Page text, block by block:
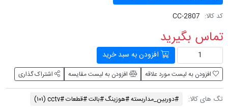
کد کالا: CC-2807
تماس بگیرید
افزودن به سبد خرید
افزودن به لیست مورد علاقه افزودن به لیست مقایسه اشتراک گذاری
تگ های کالا: #دوربین_مداربسته #هوزینگ #بالت #قطعات #cctv (۱۰۱)